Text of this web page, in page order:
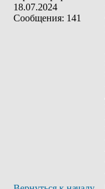
18.07.2024
Сообщения: 141